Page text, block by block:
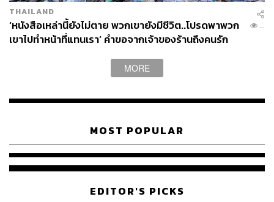
THAILAND
‘หนังสือเหล่านี้ยังไม่ตาย พวกเขายังมีชีวิต..โปรดพาพวก
เขาไปทำหน้าที่แทนเรา’ คำขอจากเจ้าของร้านถึงคนรัก
...
MORE
MOST POPULAR
EDITOR'S PICKS